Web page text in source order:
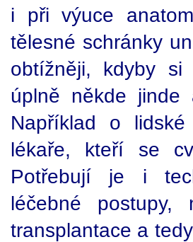
i při výuce
tělesné schránky
obtížněji, kdyby
úplně někde jinde
Například o
lékaře, kteří se
Potřebují je i
léčebné
transplantace a